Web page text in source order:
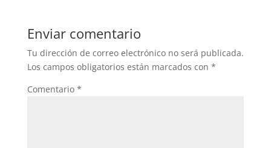
Enviar comentario
Tu dirección de correo electrónico no será publicada.
Los campos obligatorios están marcados con *
Comentario *